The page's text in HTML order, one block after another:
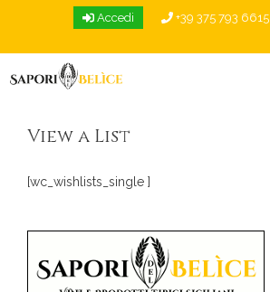
Accedi +39 375 793 6615
View a List
[wc_wishlists_single ]